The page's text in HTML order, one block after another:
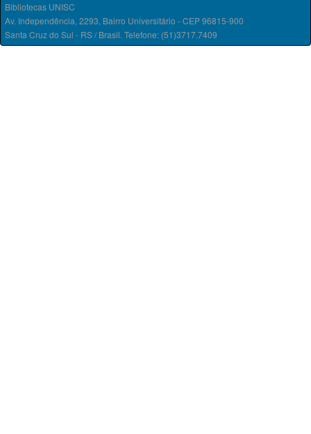
Bibliotecas UNISC
Av. Independência, 2293, Bairro Universitário - CEP 96815-900
Santa Cruz do Sul - RS / Brasil. Telefone: (51)3717.7409